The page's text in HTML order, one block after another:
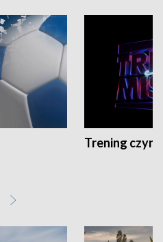
Trening czyni